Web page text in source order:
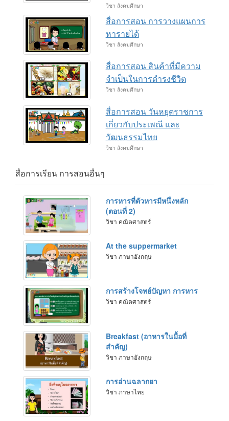
วิชา สังคมศึกษา
สื่อการสอน การวางแผนการ
หารายได้
วิชา สังคมศึกษา
สื่อการสอน สินค้าที่มีความ
จำเป็นในการดำรงชีวิต
วิชา สังคมศึกษา
สื่อการสอน วันหยุดราชการ
เกี่ยวกับประเพณี และ
วัฒนธรรมไทย
วิชา สังคมศึกษา
สื่อการเรียน การสอนอื่นๆ
การหารที่ตัวหารมีหนึ่งหลัก
(ตอนที่ 2)
วิชา คณิตศาสตร์
At the suppermarket
วิชา ภาษาอังกฤษ
การสร้างโจทย์ปัญหา การหาร
วิชา คณิตศาสตร์
Breakfast (อาหารในมื้อที่
สำคัญ)
วิชา ภาษาอังกฤษ
การอ่านฉลากยา
วิชา ภาษาไทย